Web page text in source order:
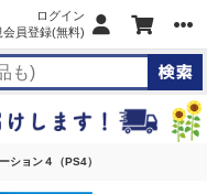
ログイン
会員登録(無料)
ション４（PS4）